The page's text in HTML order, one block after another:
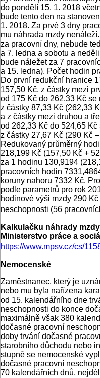
do pondělí 15. 1. 2018
bude tento den na
1. 2018. Za prvé 3 dny
mu náhrada mzdy
za pracovní dny, nebude
a 7. ledna a sobotu a
bude náležet za 7
a 15. ledna). Počet hodin
Do první redukční hranice
157,50 Kč, z částky mezi
od 175 Kč do 262,33 Kč se
z částky 87,33 Kč (262,33
a z částky mezi druhou a
od 262,33 Kč do 524,65
z částky 27,67 Kč (290 Kč
Redukovaný průměrný
218,199 Kč (157,50 Kč +
za 1 hodinu 130,9194
pracovních hodin
koruny nahoru 7332 Kč.
podle parametrů pro rok
hodinové výši mzdy 290
neschopnosti (56
Kalkulačku náhrady
Ministerstvo práce a
https://www.mpsv.cz/cs/
Nemocenské
Zaměstnanec, který je
nebo mu byla nařízena
od 15. kalendářního dne
neschopnosti do konce
maximálně však 380
dočasné pracovní
doby trvání dočasné
starobního důchodu nebo
stupně se nemocenské
dočasné pracovní
70 kalendářních dnů,